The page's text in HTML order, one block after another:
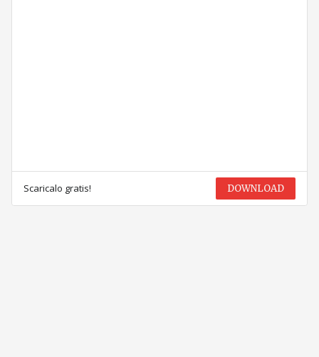
Scaricalo gratis! DOWNLOAD